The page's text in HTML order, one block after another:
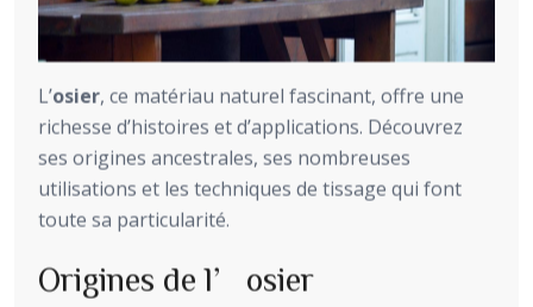
L’osier, ce matériau naturel fascinant, offre une
richesse d’histoires et d’applications. Découvrez
ses origines ancestrales, ses nombreuses
utilisations et les techniques de tissage qui font
toute sa particularité.
Origines de l’osier